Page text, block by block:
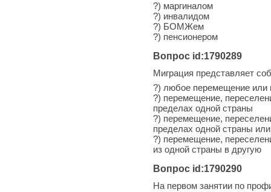
?) маргиналом
?) инвалидом
?) БОМЖем
?) пенсионером
Вопрос id:1790289
Миграция представляет
?) любое перемещение или
?) перемещение,
пределах одной страны
?) перемещение,
пределах одной страны
?) перемещение,
из одной страны в другую
Вопрос id:1790290
На первом занятии по